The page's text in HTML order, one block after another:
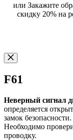
или Закажите
скидку 20% на
F61
Неверный сигнал
определяется
замок
Необходимо
проводку.